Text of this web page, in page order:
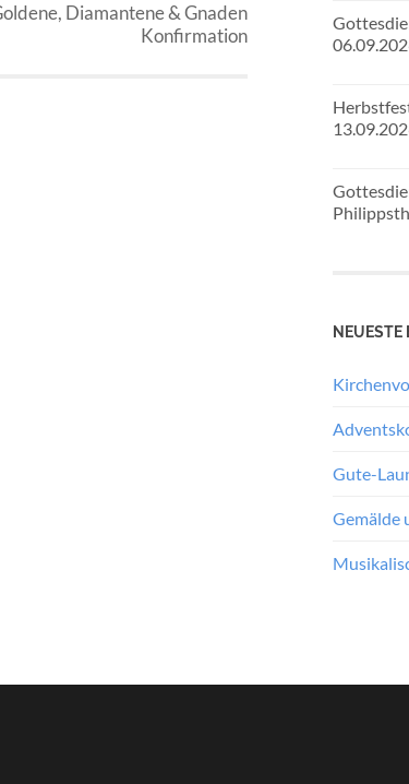
Diamantene & Gnaden
Konfirmation
NEUESTE
Gute-
Gemälde